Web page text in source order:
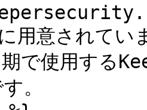
用意されてい
で使用する
。